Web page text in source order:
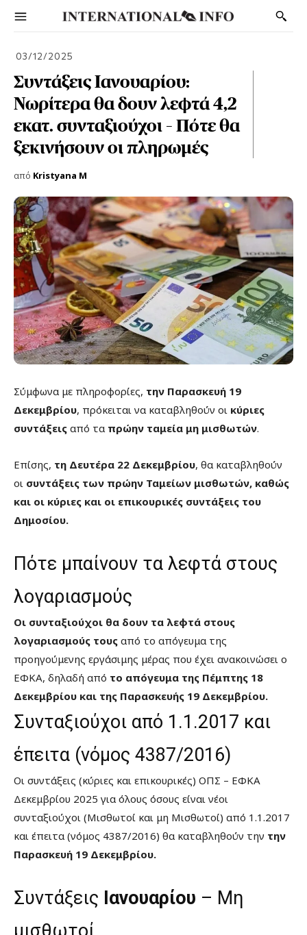
03/12/2025
Συντάξεις Ιανουαρίου:
Νωρίτερα θα δουν λεφτά 4,2
εκατ. συνταξιούχοι – Πότε θα
ξεκινήσουν οι πληρωμές
από Kristyana M
Σύμφωνα με πληροφορίες, την Παρασκευή 19
Δεκεμβρίου, πρόκειται να καταβληθούν οι κύριες
συντάξεις από τα πρώην ταμεία μη μισθωτών.
Επίσης, τη Δευτέρα 22 Δεκεμβρίου, θα καταβληθούν
οι συντάξεις των πρώην Ταμείων μισθωτών, καθώς
και οι κύριες και οι επικουρικές συντάξεις του
Δημοσίου.
Πότε μπαίνουν τα λεφτά στους
λογαριασμούς
Oι συνταξιούχοι θα δουν τα λεφτά στους
λογαριασμούς τους από το απόγευμα της
προηγούμενης εργάσιμης μέρας που έχει ανακοινώσει ο
ΕΦΚΑ, δηλαδή από το απόγευμα της Πέμπτης 18
Δεκεμβρίου και της Παρασκευής 19 Δεκεμβρίου.
Συνταξιούχοι από 1.1.2017 και
έπειτα (νόμος 4387/2016)
Οι συντάξεις (κύριες και επικουρικές) ΟΠΣ – ΕΦΚΑ
Δεκεμβρίου 2025 για όλους όσους είναι νέοι
συνταξιούχοι (Μισθωτοί και μη Μισθωτοί) από 1.1.2017
και έπειτα (νόμος 4387/2016) θα καταβληθούν την την
Παρασκευή 19 Δεκεμβρίου.
Συντάξεις Ιανουαρίου – Μη